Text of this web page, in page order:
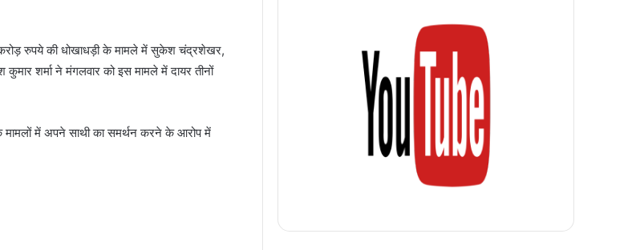
करोड़ रुपये की धोखाधड़ी के मामले में सुकेश चंद्रशेखर,
कुमार शर्मा ने मंगलवार को इस मामले में दायर तीनों
मामलों में अपने साथी का समर्थन करने के आरोप में
देने के मामले में जैजैपुर कांग्रेस विधायक बालेश्वर